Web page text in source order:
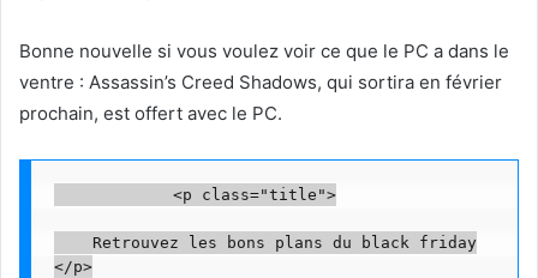
Bonne nouvelle si vous voulez voir ce que le PC a dans le
ventre : Assassin’s Creed Shadows, qui sortira en février
prochain, est offert avec le PC.
            <p class="title">
    Retrouvez les bons plans du black friday
</p>